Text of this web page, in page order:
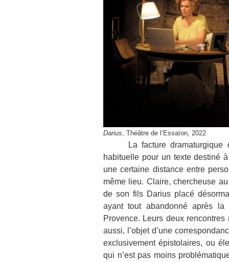
Darius, Théâtre de l’Essaïon, 2022
La facture dramaturgique
habituelle pour un texte destiné
une certaine distance entre
même lieu. Claire, chercheuse
de son fils Darius placé
ayant tout abandonné après
Provence. Leurs deux
aussi, l’objet d’une
exclusivement épistolaires, ou
qui n’est pas moins